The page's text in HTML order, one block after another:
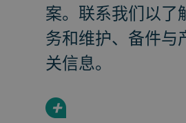
案。联系我们以了
务和维护、备件与
关信息。
+